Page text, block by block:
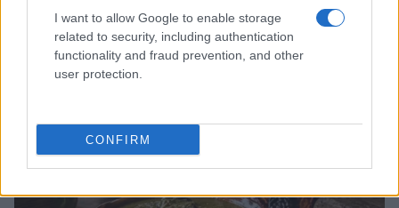
I want to allow Google to enable storage
related to security, including authentication
functionality and fraud prevention, and other
user protection.
CONFIRM
Trucos de cocina tradicionales para platos deliciosos
y rápidos
Diego Romero · 3 Ago 2026